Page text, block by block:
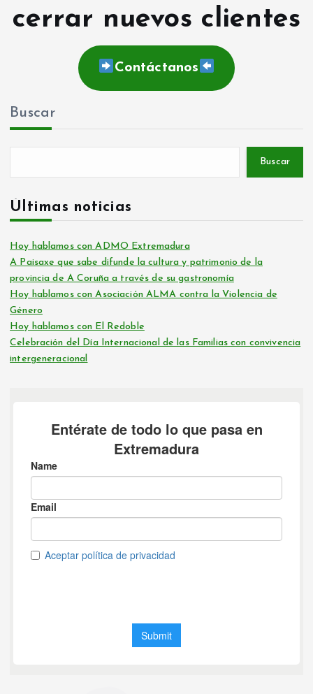
cerrar nuevos clientes
Contáctanos
Buscar
Buscar
Últimas noticias
Hoy hablamos con ADMO Extremadura
A Paisaxe que sabe difunde la cultura y patrimonio de la
provincia de A Coruña a través de su gastronomía
Hoy hablamos con Asociación ALMA contra la Violencia de
Género
Hoy hablamos con El Redoble
Celebración del Día Internacional de las Familias con convivencia
intergeneracional